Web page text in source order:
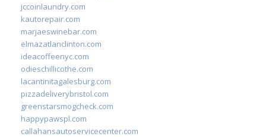
jccoinlaundry.com
kautorepair.com
marjaeswinebar.com
elmazatlanclinton.com
ideacoffeenyc.com
odieschillicothe.com
lacantinitagalesburg.com
pizzadeliverybristol.com
greenstarsmogcheck.com
happypawspl.com
callahansautoservicecenter.com